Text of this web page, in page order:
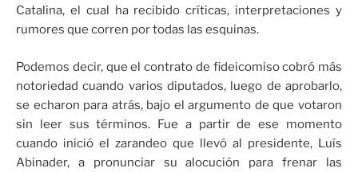
Catalina, el cual ha recibido críticas, interpretaciones y
rumores que corren por todas las esquinas.
Podemos decir, que el contrato de fideicomiso cobró más
notoriedad cuando varios diputados, luego de aprobarlo,
se echaron para atrás, bajo el argumento de que votaron
sin leer sus términos. Fue a partir de ese momento
cuando inició el zarandeo que llevó al presidente, Luís
Abinader, a pronunciar su alocución para frenar las